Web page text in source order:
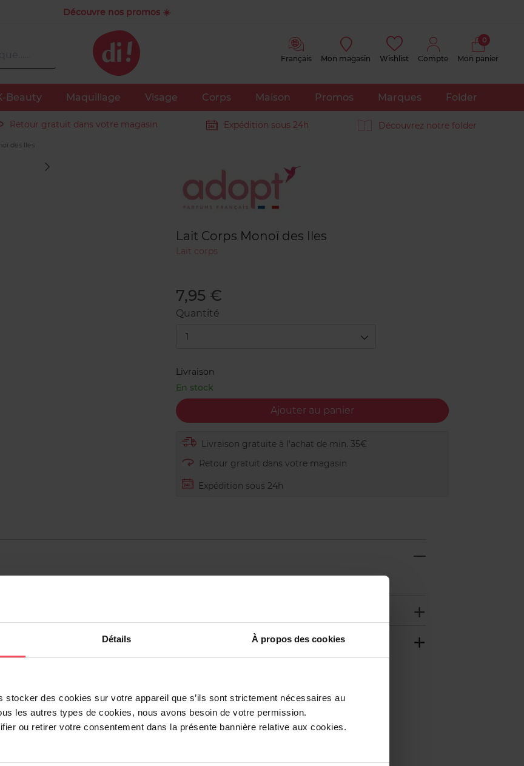
Détails À propos des cookies
stocker des cookies sur votre appareil que s’ils sont strictement nécessaires au
les autres types de cookies, nous avons besoin de votre permission.
ou retirer votre consentement dans la présente bannière relative aux cookies.
Découvre nos promos ☀️
Français Mon magasin Wishlist Compte Mon panier
0
Beauty Maquillage Visage Corps Maison Promos Marques Folder
Retour gratuit dans votre magasin Expédition sous 24h Découvrez notre folder
des Iles
Lait Corps Monoï des Iles
Lait corps
7,95 €
Quantité
1
Livraison
En stock
Ajouter au panier
Livraison gratuite à l'achat de min. 35€
Retour gratuit dans votre magasin
Expédition sous 24h
ILES
Vous aimerez peut-être